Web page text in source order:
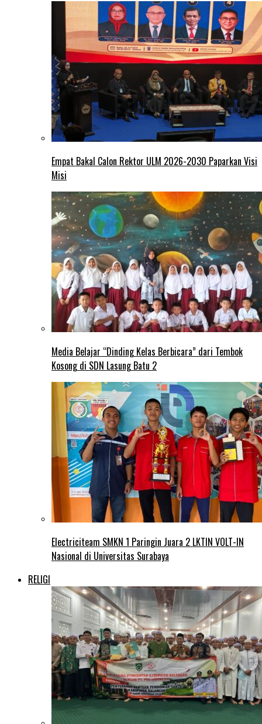
Empat Bakal Calon Rektor ULM 2026-2030 Paparkan Visi
Misi
Media Belajar “Dinding Kelas Berbicara” dari Tembok
Kosong di SDN Lasung Batu 2
Electriciteam SMKN 1 Paringin Juara 2 LKTIN VOLT-IN
Nasional di Universitas Surabaya
RELIGI